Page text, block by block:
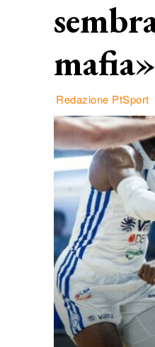
mafia»
Redazione PtSport